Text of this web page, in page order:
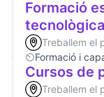
Formació
tecnològica
Treballem el
Formació i
Cursos de
Treballem el